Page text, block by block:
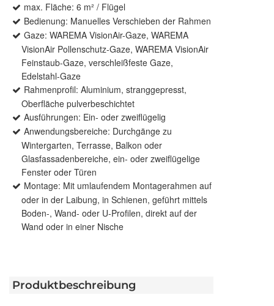
max. Fläche: 6 m² / Flügel
Bedienung: Manuelles Verschieben der Rahmen
Gaze: WAREMA VisionAir-Gaze, WAREMA
VisionAir Pollenschutz-Gaze, WAREMA VisionAir
Feinstaub-Gaze, verschleißfeste Gaze,
Edelstahl-Gaze
Rahmenprofil: Aluminium, stranggepresst,
Oberfläche pulverbeschichtet
Ausführungen: Ein- oder zweiflügelig
Anwendungsbereiche: Durchgänge zu
Wintergarten, Terrasse, Balkon oder
Glasfassadenbereiche, ein- oder zweiflügelige
Fenster oder Türen
Montage: Mit umlaufendem Montagerahmen auf
oder in der Laibung, in Schienen, geführt mittels
Boden-, Wand- oder U-Profilen, direkt auf der
Wand oder in einer Nische
Produktbeschreibung